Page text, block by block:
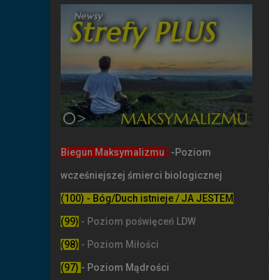
Biegun Maksymalizmu -Poziom
wcześniejszej śmierci biologicznej
(100) - Bóg/Duch istnieje / JA JESTEM
(99) - Poziom poświęceń LDW
(98) - Poziom Miłości
(97) - Poziom Mądrości